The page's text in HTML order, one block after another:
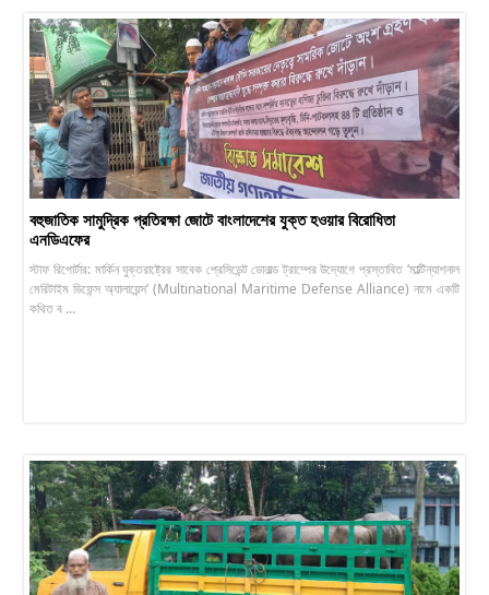
বহুজাতিক সামুদ্রিক প্রতিরক্ষা জোটে বাংলাদেশের যুক্ত হওয়ার বিরোধিতা
এনডিএফের
স্টাফ রিপোর্টার: মার্কিন যুক্তরাষ্ট্রের সাবেক প্রেসিডেন্ট ডোনাল্ড ট্রাম্পের উদ্যোগে প্রস্তাবিত ‘মাল্টিন্যাশনাল
মেরিটাইম ডিফেন্স অ্যালায়েন্স’ (Multinational Maritime Defense Alliance) নামে একটি
কথিত ব ...